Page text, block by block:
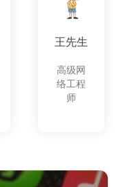
王先生
高级网
络工程
师